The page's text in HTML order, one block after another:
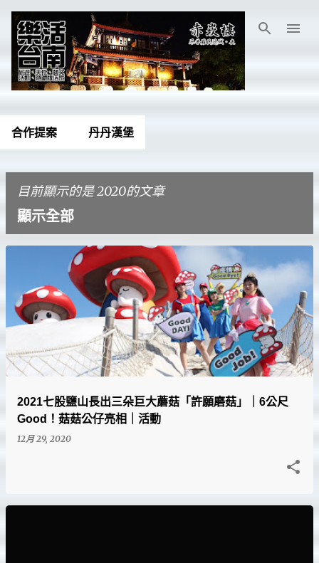
跳到主要內容
合作提案 丹丹漢堡
目前顯示的是 2020的文章
顯示全部
表
文
章
2021七股鹽山長出三朵巨大蘑菇「許願磨菇」｜6公尺
Good！菇菇公仔亮相｜活動
12月 29, 2020